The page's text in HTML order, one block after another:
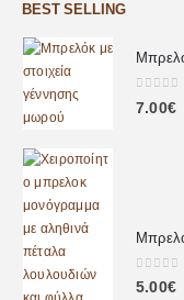
BEST SELLING
0out of
7.00€
0 out of
5.00€